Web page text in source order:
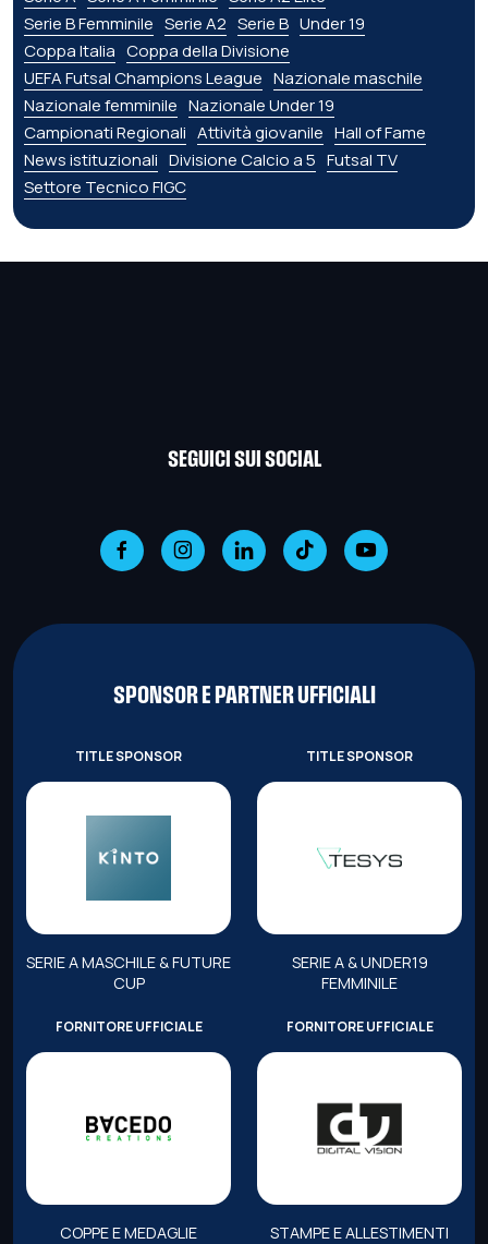
Serie B Femminile Serie A2 Serie B Under 19
Coppa Italia Coppa della Divisione
UEFA Futsal Champions League Nazionale maschile
Nazionale femminile Nazionale Under 19
Campionati Regionali Attività giovanile Hall of Fame
News istituzionali Divisione Calcio a 5 Futsal TV
Settore Tecnico FIGC
SEGUICI SUI SOCIAL
SPONSOR E PARTNER UFFICIALI
TITLE SPONSOR
SERIE A MASCHILE & FUTURE
CUP
TITLE SPONSOR
SERIE A & UNDER19
FEMMINILE
FORNITORE UFFICIALE
COPPE E MEDAGLIE
FORNITORE UFFICIALE
STAMPE E ALLESTIMENTI